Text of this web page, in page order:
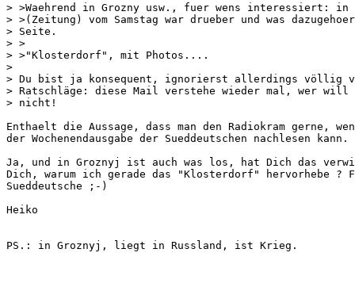
> >Waehrend in Grozny usw., fuer wens interessiert: in
> >(Zeitung) vom Samstag war drueber und was
> Seite.
> >
> >"Klosterdorf", mit Photos....
>
> Du bist ja konsequent, ignorierst allerdings völlig
> Ratschläge: diese Mail verstehe wieder mal, wer
> nicht!
Enthaelt die Aussage, dass man den Radiokram gerne,
der Wochenendausgabe der Sueddeutschen nachlesen kann.
Ja, und in Groznyj ist auch was los, hat Dich das
Dich, warum ich gerade das "Klosterdorf" hervorhebe ?
Sueddeutsche ;-)
Heiko
PS.: in Groznyj, liegt in Russland, ist Krieg.